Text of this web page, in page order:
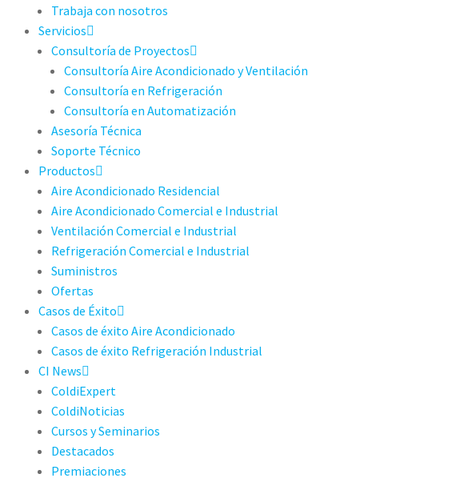
Trabaja con nosotros
Servicios
Consultoría de Proyectos
Consultoría Aire Acondicionado y Ventilación
Consultoría en Refrigeración
Consultoría en Automatización
Asesoría Técnica
Soporte Técnico
Productos
Aire Acondicionado Residencial
Aire Acondicionado Comercial e Industrial
Ventilación Comercial e Industrial
Refrigeración Comercial e Industrial
Suministros
Ofertas
Casos de Éxito
Casos de éxito Aire Acondicionado
Casos de éxito Refrigeración Industrial
CI News
ColdiExpert
ColdiNoticias
Cursos y Seminarios
Destacados
Premiaciones